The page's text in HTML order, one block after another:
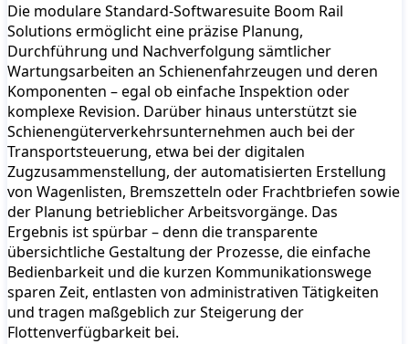
Die modulare Standard-Softwaresuite Boom Rail
Solutions ermöglicht eine präzise Planung,
Durchführung und Nachverfolgung sämtlicher
Wartungsarbeiten an Schienenfahrzeugen und deren
Komponenten – egal ob einfache Inspektion oder
komplexe Revision. Darüber hinaus unterstützt sie
Schienengüterverkehrsunternehmen auch bei der
Transportsteuerung, etwa bei der digitalen
Zugzusammenstellung, der automatisierten Erstellung
von Wagenlisten, Bremszetteln oder Frachtbriefen sowie
der Planung betrieblicher Arbeitsvorgänge. Das
Ergebnis ist spürbar – denn die transparente
übersichtliche Gestaltung der Prozesse, die einfache
Bedienbarkeit und die kurzen Kommunikationswege
sparen Zeit, entlasten von administrativen Tätigkeiten
und tragen maßgeblich zur Steigerung der
Flottenverfügbarkeit bei.